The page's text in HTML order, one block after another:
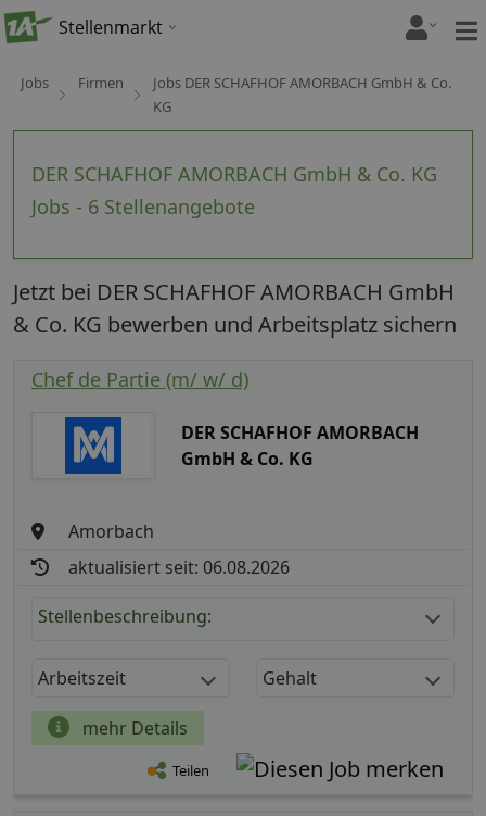
Stellenmarkt
Jobs Firmen
Jobs DER SCHAFHOF AMORBACH GmbH & Co.
KG
DER SCHAFHOF AMORBACH GmbH & Co. KG
Jobs - 6 Stellenangebote
Jetzt bei DER SCHAFHOF AMORBACH GmbH
& Co. KG bewerben und Arbeitsplatz sichern
Chef de Partie (m/ w/ d)
DER SCHAFHOF AMORBACH
GmbH & Co. KG
Amorbach
aktualisiert seit: 06.08.2026
Stellenbeschreibung:
Arbeitszeit Gehalt
mehr Details
Teilen